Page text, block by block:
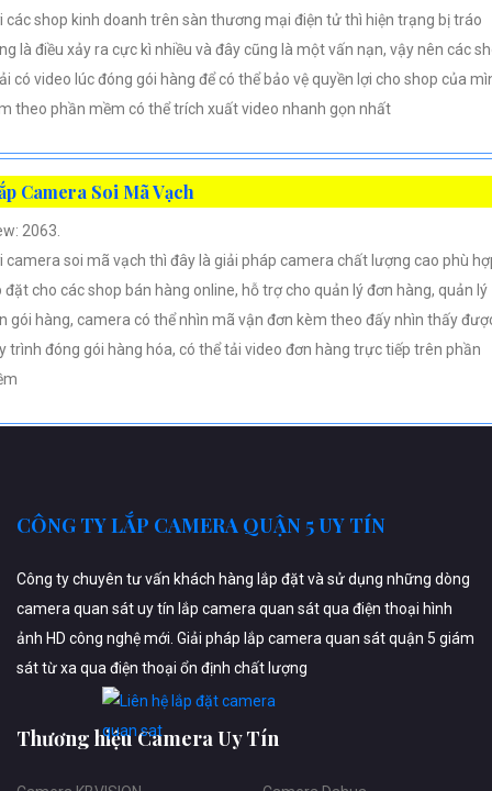
các shop kinh doanh trên sàn thương mại điện tử thì hiện trạng bị tráo
là điều xảy ra cực kì nhiều và đây cũng là một vấn nạn, vậy nên các
có video lúc đóng gói hàng để có thể bảo vệ quyền lợi cho shop của
theo phần mềm có thể trích xuất video nhanh gọn nhất
Camera Soi Mã Vạch
2063.
camera soi mã vạch thì đây là giải pháp camera chất lượng cao phù
đặt cho các shop bán hàng online, hỗ trợ cho quản lý đơn hàng, quản lý
gói hàng, camera có thể nhìn mã vận đơn kèm theo đấy nhìn thấy
trình đóng gói hàng hóa, có thể tải video đơn hàng trực tiếp trên phần
CÔNG TY LẮP CAMERA QUẬN 5 UY TÍN
Công ty chuyên tư vấn khách hàng lắp đặt và sử dụng những dòng
camera quan sát uy tín lắp camera quan sát qua điện thoại hình
ảnh HD công nghệ mới. Giải pháp lắp camera quan sát quận 5 giám
sát từ xa qua điện thoại ổn định chất lượng
Thương hiệu Camera Uy Tín